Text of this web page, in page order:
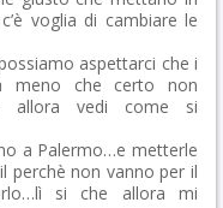
voglia di cambiare le
aspettarci che i
meno che certo non
allora vedi come si
a Palermo…e metterle
perchè non vanno per il
si che allora mi